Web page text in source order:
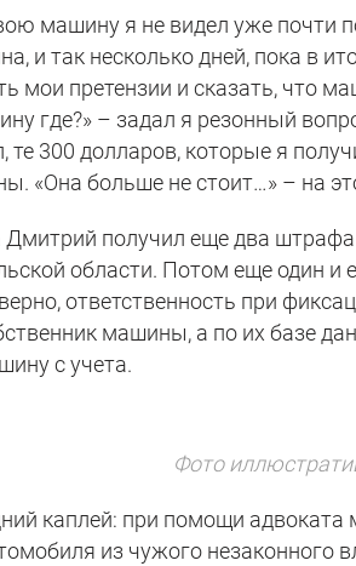
машину я не видел уже почти
и так несколько дней, пока в
мои претензии и сказать, что
где?» – задал я резонный
те 300 долларов, которые я
«Она больше не стоит…» – на
Дмитрий получил еще два
области. Потом еще один
ответственность при
машины, а по их базе
с учета.
Фото
каплей: при помощи
из чужого незаконного